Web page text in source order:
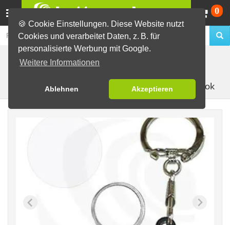
🍪 Cookie Einstellungen. Diese Website nutzt
Cookies und verarbeitet Daten, z. B. für
personalisierte Werbung mit Google.
Weitere Informationen
Ablehnen Akzeptieren
0
Buttons selber machen
Material zur Buttonherstellung
mit Snap-Hook